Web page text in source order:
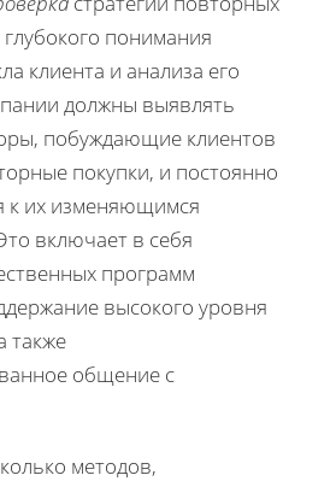
понимания
клиента и анализа его
должны выявлять
побуждающие клиентов
покупки, и постоянно
к их изменяющимся
включает в себя
программ
высокого уровня
также
общение с
методов,